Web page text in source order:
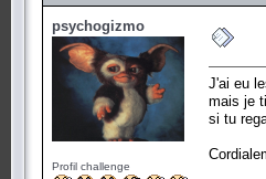
psychogizmo
Profil challenge
J'ai eu
mais je
si tu